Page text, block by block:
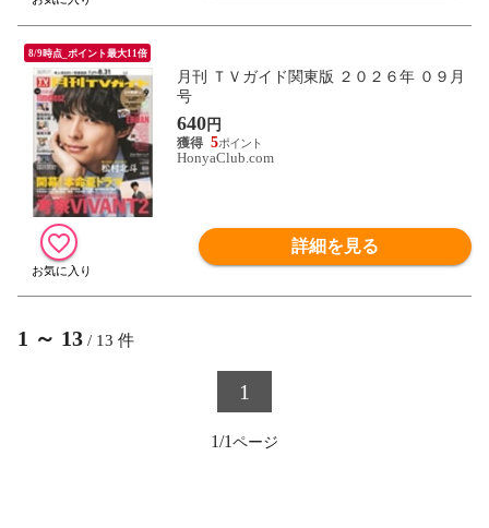
8/9時点_ポイント最大11倍
月刊 ＴＶガイド関東版 ２０２６年 ０９月
号
640円
5
HonyaClub.com
詳細を見る
1 ～ 13 / 13 件
1
1/1